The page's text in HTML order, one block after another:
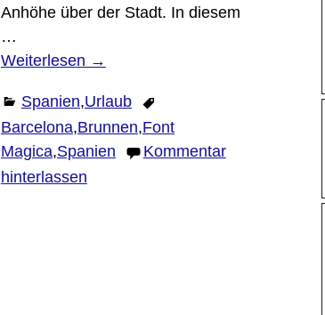
Anhöhe über der Stadt. In diesem
…
Weiterlesen →
Spanien,Urlaub
Barcelona,Brunnen,Font
Magica,Spanien
Kommentar
hinterlassen